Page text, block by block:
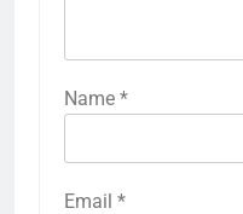
Name *
Email *